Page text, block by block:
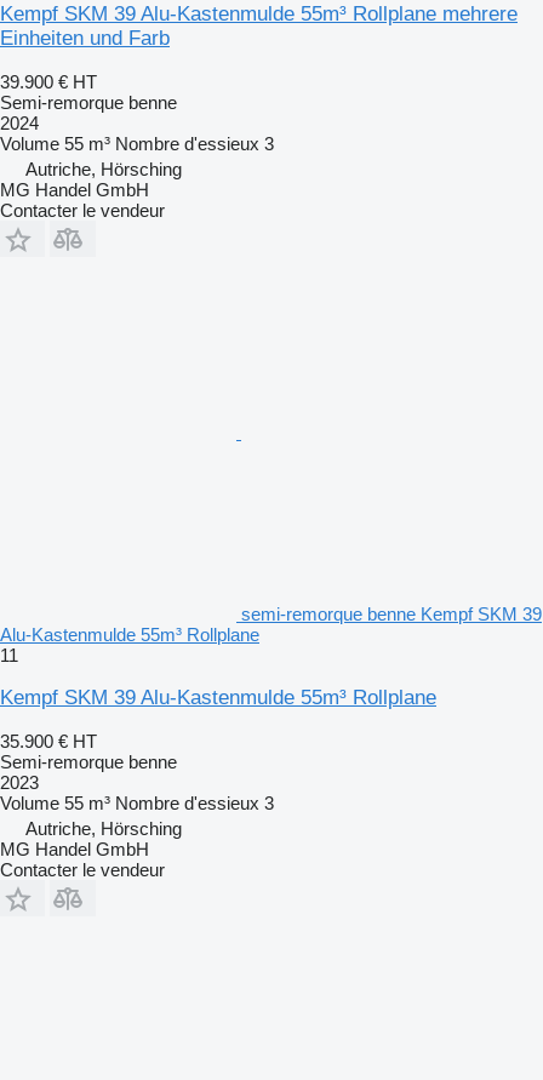
Kempf SKM 39 Alu-Kastenmulde 55m³ Rollplane mehrere
Einheiten und Farb
39.900 € HT
Semi-remorque benne
2024
Volume 55 m³ Nombre d'essieux 3
Autriche, Hörsching
MG Handel GmbH
Contacter le vendeur
semi-remorque benne Kempf SKM 39
Alu-Kastenmulde 55m³ Rollplane
11
Kempf SKM 39 Alu-Kastenmulde 55m³ Rollplane
35.900 € HT
Semi-remorque benne
2023
Volume 55 m³ Nombre d'essieux 3
Autriche, Hörsching
MG Handel GmbH
Contacter le vendeur